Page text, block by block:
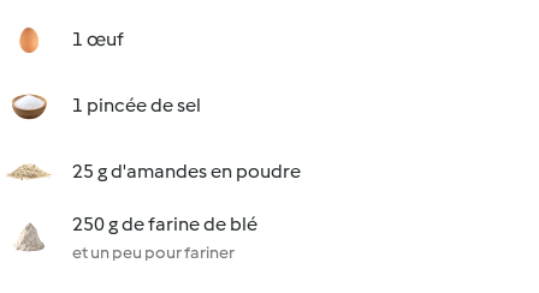
1 œuf
1 pincée de sel
25 g d'amandes en poudre
250 g de farine de blé
et un peu pour fariner